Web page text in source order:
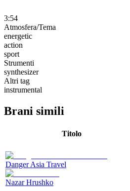
3:54
Atmosfera/Tema
energetic
action
sport
Strumenti
synthesizer
Altri tag
instrumental
Brani simili
Titolo
Danger Asia Travel
Nazar Hrushko